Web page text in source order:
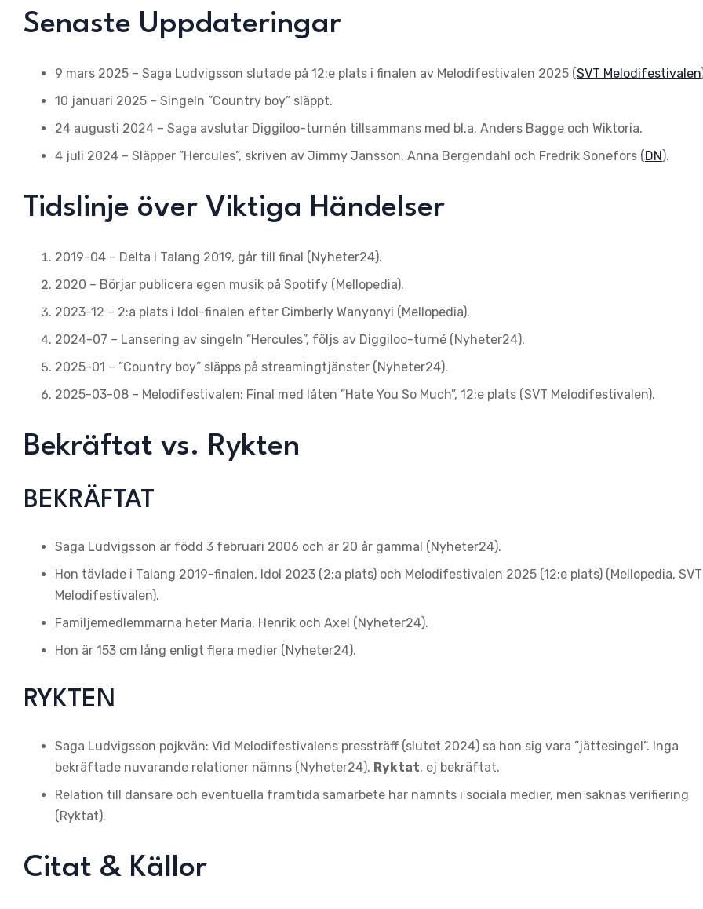
Senaste Uppdateringar
9 mars 2025 – Saga Ludvigsson slutade på 12:e plats i finalen av Melodifestivalen 2025 (SVT Melodifestivalen
10 januari 2025 – Singeln ”Country boy” släppt.
24 augusti 2024 – Saga avslutar Diggiloo-turnén tillsammans med bl.a. Anders Bagge och Wiktoria.
4 juli 2024 – Släpper ”Hercules”, skriven av Jimmy Jansson, Anna Bergendahl och Fredrik Sonefors ( DN ).
Tidslinje över Viktiga Händelser
2019-04 – Delta i Talang 2019, går till final (Nyheter24).
2020 – Börjar publicera egen musik på Spotify (Mellopedia).
2023-12 – 2:a plats i Idol-finalen efter Cimberly Wanyonyi (Mellopedia).
2024-07 – Lansering av singeln ”Hercules”, följs av Diggiloo-turné (Nyheter24).
2025-01 – ”Country boy” släpps på streamingtjänster (Nyheter24).
2025-03-08 – Melodifestivalen: Final med låten ”Hate You So Much”, 12:e plats (SVT Melodifestivalen).
Bekräftat vs. Rykten
BEKRÄFTAT
Saga Ludvigsson är född 3 februari 2006 och är 20 år gammal (Nyheter24).
Hon tävlade i Talang 2019-finalen, Idol 2023 (2:a plats) och Melodifestivalen 2025 (12:e plats) (Mellopedia, SVT
Melodifestivalen).
Familjemedlemmarna heter Maria, Henrik och Axel (Nyheter24).
Hon är 153 cm lång enligt flera medier (Nyheter24).
RYKTEN
Saga Ludvigsson pojkvän: Vid Melodifestivalens pressträff (slutet 2024) sa hon sig vara ”jättesingel”. Inga
bekräftade nuvarande relationer nämns (Nyheter24). Ryktat, ej bekräftat.
Relation till dansare och eventuella framtida samarbete har nämnts i sociala medier, men saknas verifiering
(Ryktat).
Citat & Källor